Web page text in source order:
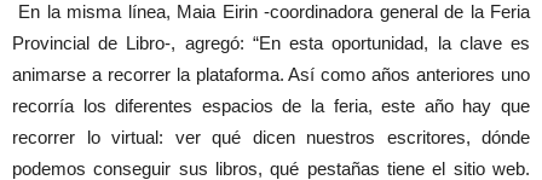
En la misma línea, Maia Eirin -coordinadora general de la Feria
Provincial de Libro-, agregó: “En esta oportunidad, la clave es
animarse a recorrer la plataforma. Así como años anteriores uno
recorría los diferentes espacios de la feria, este año hay que
recorrer lo virtual: ver qué dicen nuestros escritores, dónde
podemos conseguir sus libros, qué pestañas tiene el sitio web.